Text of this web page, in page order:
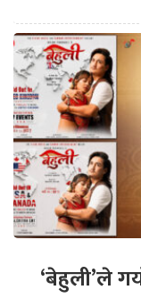
‘बेहुली’ले